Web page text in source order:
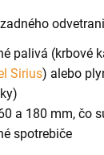
palivá (krbové
Sirius) alebo
a 180 mm, čo
spotrebiče